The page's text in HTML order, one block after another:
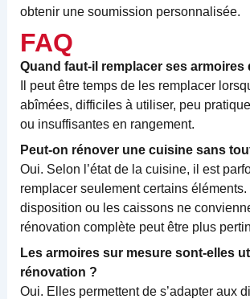
obtenir une soumission personnalisée.
FAQ
Quand faut-il remplacer ses armoires
Il peut être temps de les remplacer
abîmées, difficiles à utiliser, peu
ou insuffisantes en rangement.
Peut-on rénover une cuisine sans
Oui. Selon l’état de la cuisine, il est
remplacer seulement certains éléments.
disposition ou les caissons ne
rénovation complète peut être plus
Les armoires sur mesure sont-elles
rénovation ?
Oui. Elles permettent de s’adapter aux